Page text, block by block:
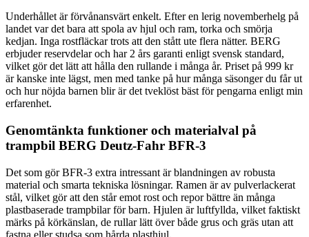
Underhållet är förvånansvärt enkelt. Efter en lerig novemberhelg på
landet var det bara att spola av hjul och ram, torka och smörja
kedjan. Inga rostfläckar trots att den stått ute flera nätter. BERG
erbjuder reservdelar och har 2 års garanti enligt svensk standard,
vilket gör det lätt att hålla den rullande i många år. Priset på 999 kr
är kanske inte lägst, men med tanke på hur många säsonger du får ut
och hur nöjda barnen blir är det tveklöst bäst för pengarna enligt min
erfarenhet.
Genomtänkta funktioner och materialval på
trampbil BERG Deutz-Fahr BFR-3
Det som gör BFR-3 extra intressant är blandningen av robusta
material och smarta tekniska lösningar. Ramen är av pulverlackerat
stål, vilket gör att den står emot rost och repor bättre än många
plastbaserade trampbilar för barn. Hjulen är luftfyllda, vilket faktiskt
märks på körkänslan, de rullar lätt över både grus och gräs utan att
fastna eller studsa som hårda plasthjul.